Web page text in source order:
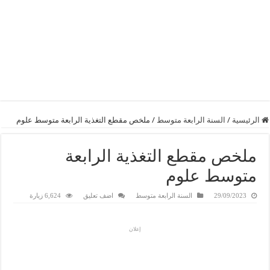
الرئيسية / السنة الرابعة متوسط / ملخص مقطع التغذية الرابعة متوسط علوم
ملخص مقطع التغذية الرابعة
متوسط علوم
29/09/2023 السنة الرابعة متوسط اضف تعليق 6,624 زيارة
إعلان